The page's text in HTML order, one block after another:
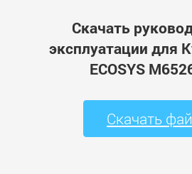
Скачать
эксплуатации для
ECOSYS
Скачать